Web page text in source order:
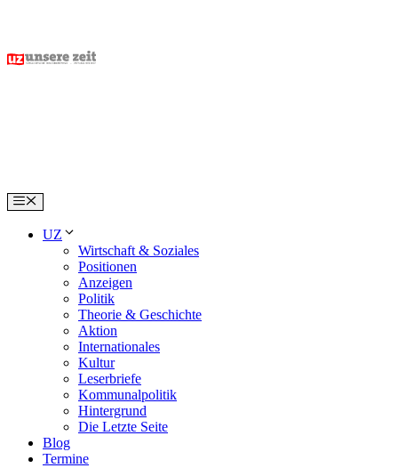
content
Menu
UZ
Wirtschaft & Soziales
Positionen
Anzeigen
Politik
Theorie & Geschichte
Aktion
Internationales
Kultur
Leserbriefe
Kommunalpolitik
Hintergrund
Die Letzte Seite
Blog
Termine